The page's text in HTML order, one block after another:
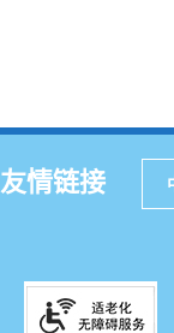
友情链接